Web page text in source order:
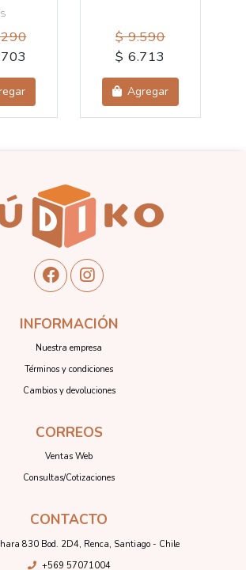
$ 9.590
$ 6.713
Agregar
INFORMACIÓN
Nuestra empresa
Términos y condiciones
Cambios y devoluciones
CORREOS
Ventas Web
Consultas/Cotizaciones
CONTACTO
830 Bod. 2D4, Renca, Santiago - Chile
+569 57071004